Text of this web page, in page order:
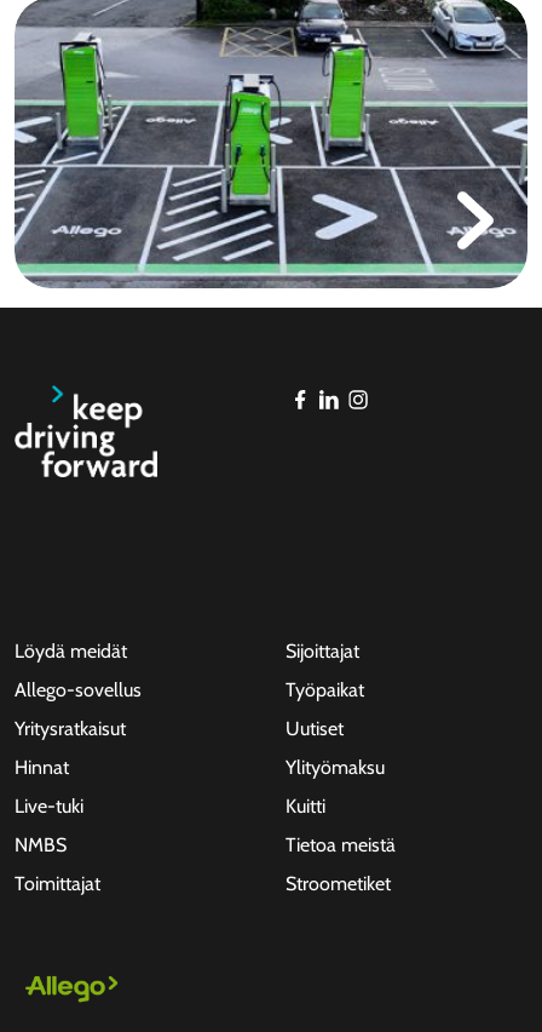
Löydä meidät
Allego-sovellus
Yritysratkaisut
Hinnat
Live-tuki
NMBS
Toimittajat
Sijoittajat
Työpaikat
Uutiset
Ylityömaksu
Kuitti
Tietoa meistä
Stroometiket